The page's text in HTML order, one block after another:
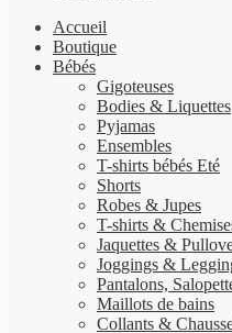
Accueil
Boutique
Bébés
Gigoteuses
Bodies & Liquettes
Pyjamas
Ensembles
T-shirts bébés Eté
Shorts
Robes & Jupes
T-shirts &
Jaquettes &
Joggings &
Pantalons,
Maillots de bains
Collants &